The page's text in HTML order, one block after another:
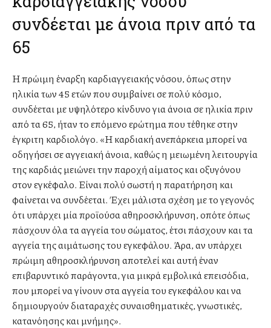
συνδέεται με άνοια πριν από τα
65
Η πρώιμη έναρξη καρδιαγγειακής νόσου, όπως στην
ηλικία των 45 ετών που συμβαίνει σε πολύ κόσμο,
συνδέεται με υψηλότερο κίνδυνο για άνοια σε ηλικία πριν
από τα 65, ήταν το επόμενο ερώτημα που τέθηκε στην
έγκριτη καρδιολόγο. «Η καρδιακή ανεπάρκεια μπορεί να
οδηγήσει σε αγγειακή άνοια, καθώς η μειωμένη λειτουργία
της καρδιάς μειώνει την παροχή αίματος και οξυγόνου
στον εγκέφαλο. Είναι πολύ σωστή η παρατήρηση και
φαίνεται να συνδέεται. Έχει μάλιστα σχέση με το γεγονός
ότι υπάρχει μία προϊούσα αθηροσκλήρυνση, οπότε όπως
πάσχουν όλα τα αγγεία του σώματος, έτσι πάσχουν και τα
αγγεία της αιμάτωσης του εγκεφάλου. Άρα, αν υπάρχει
πρώιμη αθηροσκλήρυνση αποτελεί και αυτή έναν
επιβαρυντικό παράγοντα, για μικρά εμβολικά επεισόδια,
που μπορεί να γίνουν στα αγγεία του εγκεφάλου και να
δημιουργούν διαταραχές συναισθηματικές, γνωστικές,
κατανόησης και μνήμης».